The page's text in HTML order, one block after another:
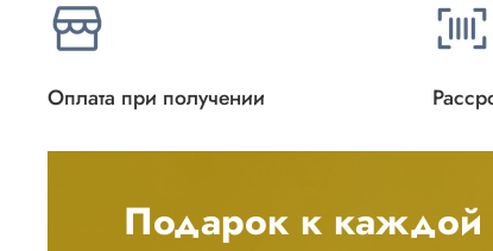
Оплата при получении
Подарок к каждой